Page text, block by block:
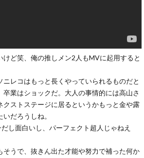
けど笑、俺の推しメン2人もMVに起用すると
レコはもっと長くやっていられるものだと
卒業はショックだ。大人の事情的には高山さ
クストステージに居るというかもっと金や露
だろうしね。
し面白いし、パーフェクト超人じゃねえ
そうで、抜きん出た才能や努力で補った何か